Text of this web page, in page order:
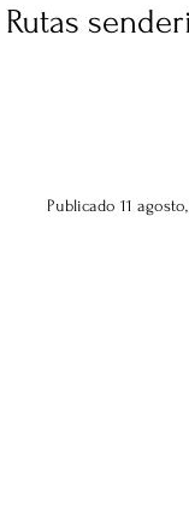
Rutas
Publicado 11